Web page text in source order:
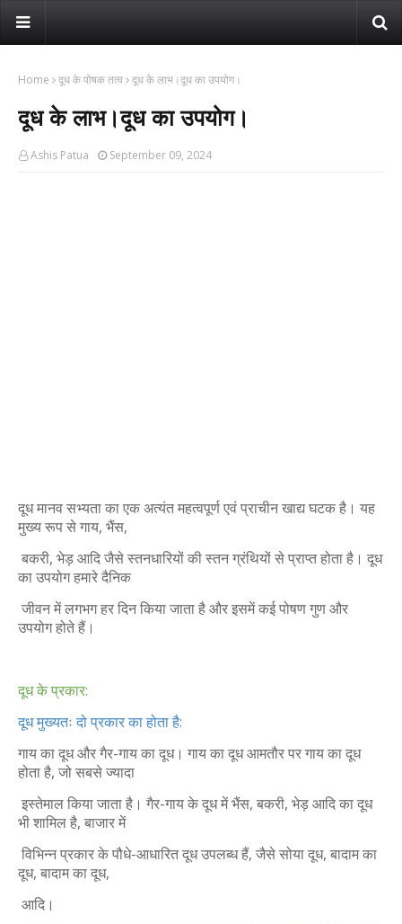
Home दूध के पोषक तत्व दूध के लाभ।दूध का उपयोग।
दूध के लाभ।दूध का उपयोग।
Ashis Patua September 09, 2024
दूध मानव सभ्यता का एक अत्यंत महत्वपूर्ण एवं प्राचीन खाद्य घटक है। यह
मुख्य रूप से गाय, भैंस,
बकरी, भेड़ आदि जैसे स्तनधारियों की स्तन ग्रंथियों से प्राप्त होता है। दूध
का उपयोग हमारे दैनिक
जीवन में लगभग हर दिन किया जाता है और इसमें कई पोषण गुण और
उपयोग होते हैं।
दूध के प्रकार:
दूध मुख्यतः दो प्रकार का होता है:
गाय का दूध और गैर-गाय का दूध। गाय का दूध आमतौर पर गाय का दूध
होता है, जो सबसे ज्यादा
इस्तेमाल किया जाता है। गैर-गाय के दूध में भैंस, बकरी, भेड़ आदि का दूध
भी शामिल है, बाजार में
विभिन्न प्रकार के पौधे-आधारित दूध उपलब्ध हैं, जैसे सोया दूध, बादाम का
दूध, बादाम का दूध,
आदि।